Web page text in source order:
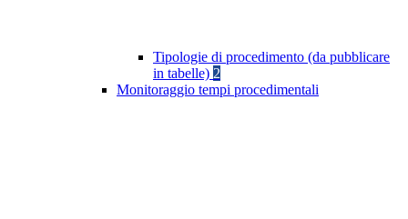
Tipologie di procedimento (da pubblicare
in tabelle) 2
Monitoraggio tempi procedimentali